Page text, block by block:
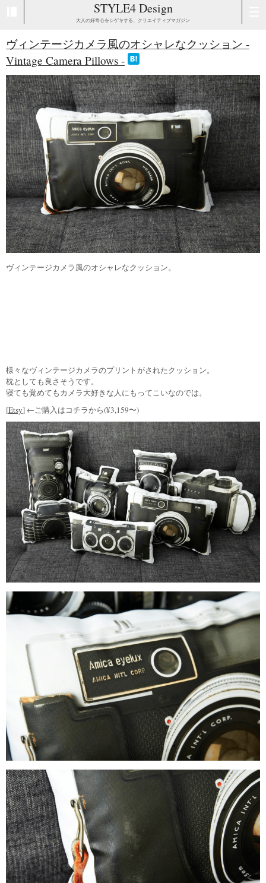
STYLE4 Design
大人の好奇心をシゲキする、クリエイティブマガジン
ヴィンテージカメラ風のオシャレなクッション -
Vintage Camera Pillows -
ヴィンテージカメラ風のオシャレなクッション。
様々なヴィンテージカメラのプリントがされたクッション。
枕としても良さそうです。
寝ても覚めてもカメラ大好きな人にもってこいなのでは。
[Etsy] ←ご購入はコチラから(¥3,159〜)